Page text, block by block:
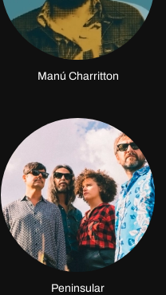
Manú Charritton
Peninsular